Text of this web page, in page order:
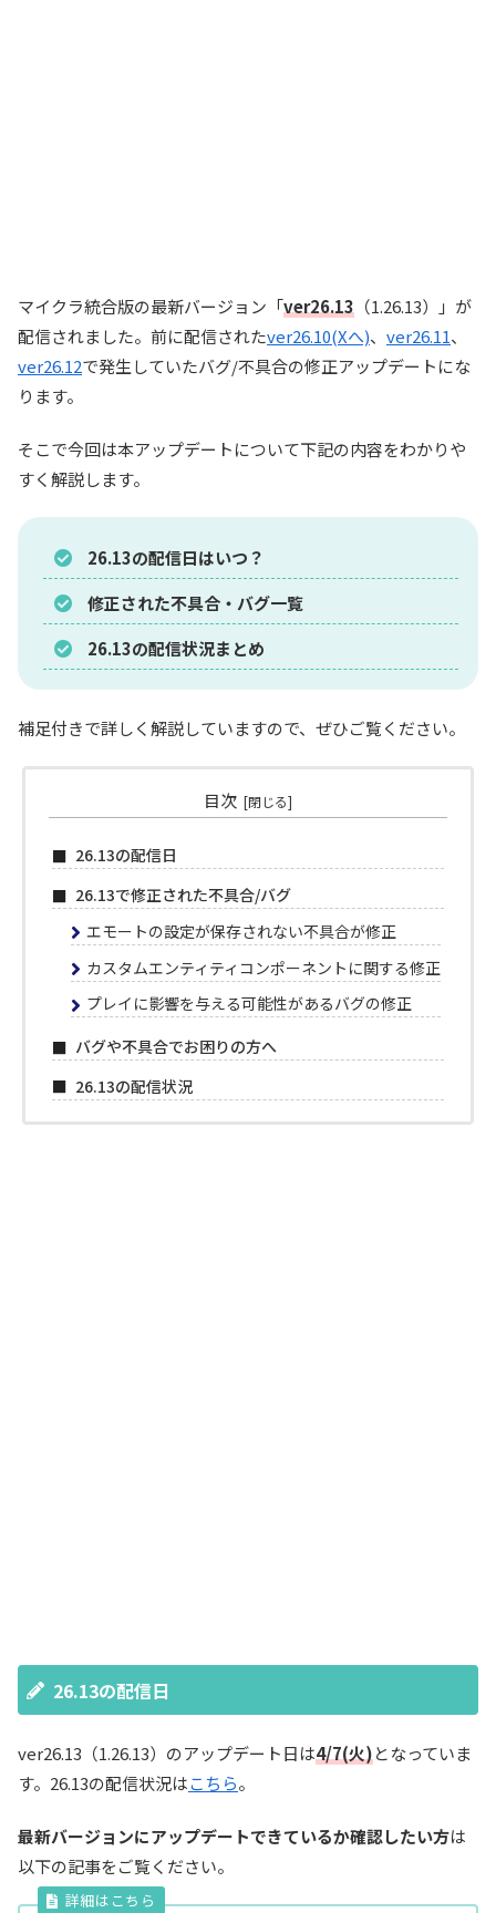
マイクラ統合版の最新バージョン「ver26.13 （1.26.13）」が
配信されました。前に配信されたver26.10(Xへ)、 ver26.11、
ver26.12で発生していたバグ/不具合の修正アップデートにな
ります。
そこで今回は本アップデートについて下記の内容をわかりや
すく解説します。
26.13の配信日はいつ？
修正された不具合・バグ一覧
26.13の配信状況まとめ
補足付きで詳しく解説していますので、ぜひご覧ください。
目次
26.13の配信日
26.13で修正された不具合/バグ
エモートの設定が保存されない不具合が修正
カスタムエンティティコンポーネントに関する修正
プレイに影響を与える可能性があるバグの修正
バグや不具合でお困りの方へ
26.13の配信状況
26.13の配信日
ver26.13（1.26.13）のアップデート日は4/7(火)となっていま
す。26.13の配信状況はこちら。
最新バージョンにアップデートできているか確認したい方は
以下の記事をご覧ください。